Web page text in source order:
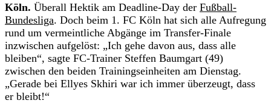
Köln. Überall Hektik am Deadline-Day der Fußball-
Bundesliga. Doch beim 1. FC Köln hat sich alle Aufregung
rund um vermeintliche Abgänge im Transfer-Finale
inzwischen aufgelöst: „Ich gehe davon aus, dass alle
bleiben“, sagte FC-Trainer Steffen Baumgart (49)
zwischen den beiden Trainingseinheiten am Dienstag.
„Gerade bei Ellyes Skhiri war ich immer überzeugt, dass
er bleibt!“